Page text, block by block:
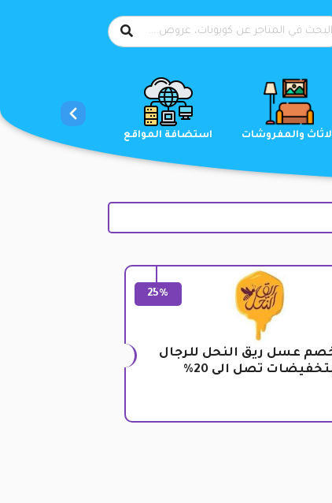
استضافة المواقع الاثاث والمفروشات الاحذية
25%
عسل ريق النحل للرجال
تصل الى 20%